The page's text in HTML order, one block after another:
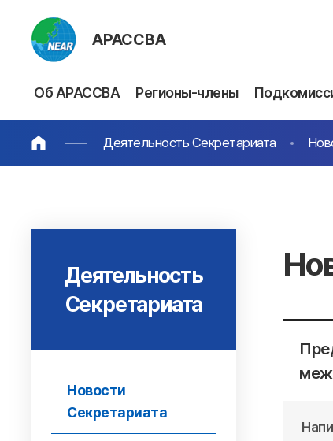
АРАССВА
Об АРАССВА Регионы-члены
Деятельность Секретариата
Деятельность
Секретариата
Новости
Секретариата